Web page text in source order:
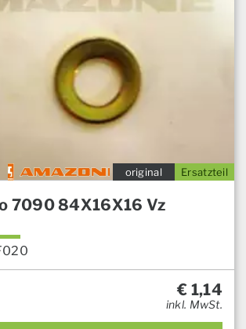
Ersatzteil
original
7090 84X16X16 Vz
€ 1,14
inkl. MwSt.